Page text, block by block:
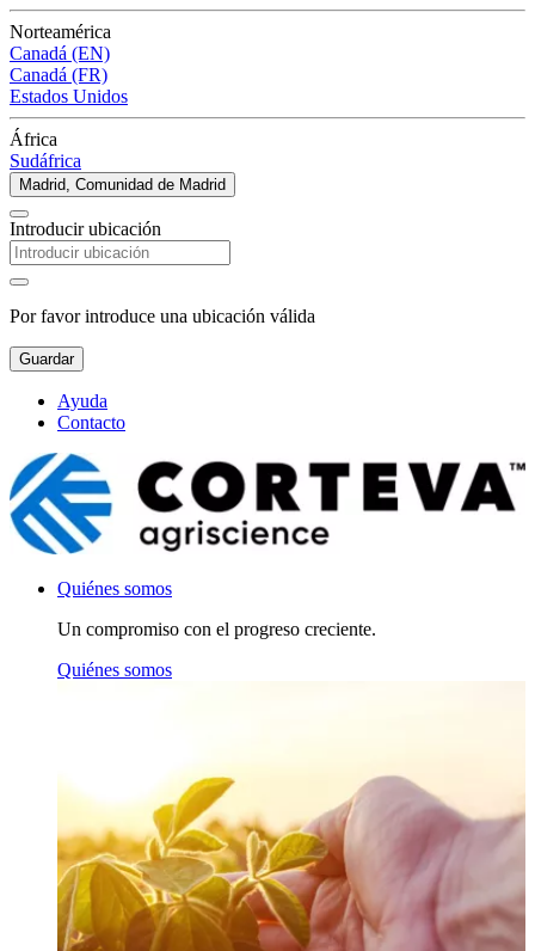
Norteamérica
Canadá (EN)
Canadá (FR)
Estados Unidos
África
Sudáfrica
Madrid, Comunidad de Madrid
Introducir ubicación
Por favor introduce una ubicación válida
Guardar
Ayuda
Contacto
Quiénes somos
Un compromiso con el progreso creciente.
Quiénes somos